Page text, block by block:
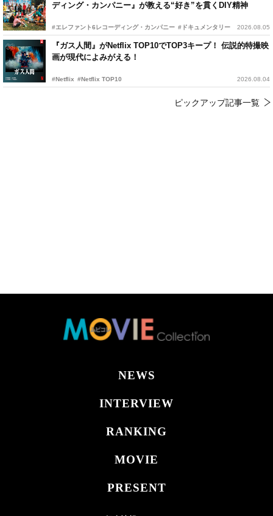
ディング・カンパニー』が教える“好き”を貫くDIY精神
#エレファント6レコーディング・カンパニー #ドキュメンタリー 2026.08.05
『ガス人間』がNetflix TOP10でTOP3キープ！ 伝説的特撮映
画が現代によみがえる！
#Netflix #Netflix TOP10 2026.08.04
ピックアップ記事一覧
NEWS
INTERVIEW
RANKING
MOVIE
PRESENT